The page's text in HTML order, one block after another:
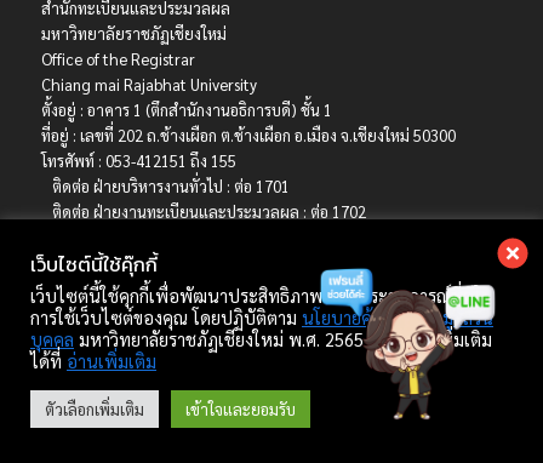
สำนักทะเบียนและประมวลผล
มหาวิทยาลัยราชภัฏเชียงใหม่
Office of the Registrar
Chiang mai Rajabhat University
ตั้งอยู่ : อาคาร 1 (ตึกสำนักงานอธิการบดี) ชั้น 1
ที่อยู่ : เลขที่ 202 ถ.ช้างเผือก ต.ช้างเผือก อ.เมือง จ.เชียงใหม่ 50300
โทรศัพท์ : 053-412151 ถึง 155
ติดต่อ ฝ่ายบริหารงานทั่วไป : ต่อ 1701
ติดต่อ ฝ่ายงานทะเบียนและประมวลผล : ต่อ 1702
ติดต่อ ฝ่ายรับเข้าศึกษา : ต่อ 1704
เบอร์มือถือ : 06-4786-8392
E-mail : registrar@cmru.ac.th
Copyright © 2022 สำนักทะเบียนและประมวลผล มหาวิทยาลัยราชภัฏเชียงใหม่.
developed by Winai Kankhat.
เว็บไซต์นี้ใช้คุ๊กกี้
เว็บไซต์นี้ใช้คุกกี้เพื่อพัฒนาประสิทธิภาพ และประสบการณ์ที่ดีใน
การใช้เว็บไซต์ของคุณ โดยปฏิบัติตาม นโยบายคุ้มครองข้อมูลส่วน
บุคคล มหาวิทยาลัยราชภัฏเชียงใหม่ พ.ศ. 2565 ศึกษาเพิ่มเติม
ได้ที่ อ่านเพิ่มเติม
ตัวเลือกเพิ่มเติม เข้าใจและยอมรับ